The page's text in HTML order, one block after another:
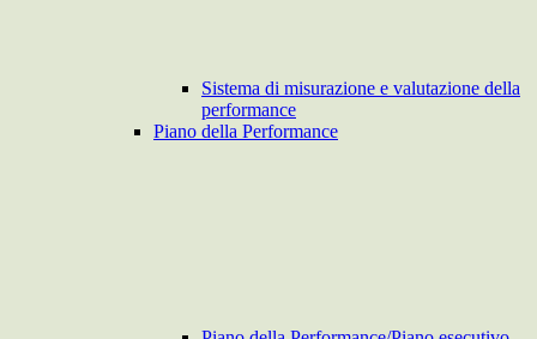
Sistema di misurazione e valutazione della
performance
Piano della Performance